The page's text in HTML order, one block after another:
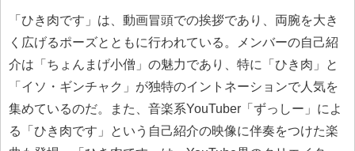
「ひき肉です」は、動画冒頭での挨拶であり、両腕を大き
く広げるポーズとともに行われている。メンバーの自己紹
介は「ちょんまげ小僧」の魅力であり、特に「ひき肉」と
「イソ・ギンチャク」が独特のイントネーションで人気を
集めているのだ。また、音楽系YouTuber「ずっしー」によ
る「ひき肉です」という自己紹介の映像に伴奏をつけた楽